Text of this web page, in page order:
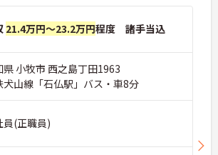
21.4万円～23.2万円程度 諸手当込
県 小牧市 西之島丁田1963
犬山線「石仏駅」バス・車8分
員(正職員)